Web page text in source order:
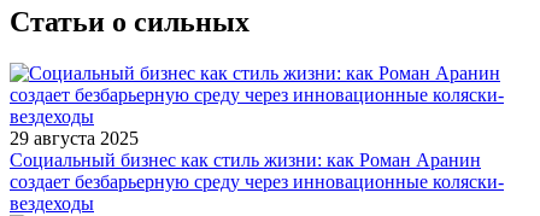
Статьи о сильных
29 августа 2025
Социальный бизнес как стиль жизни: как Роман Аранин
создает безбарьерную среду через инновационные коляски-
вездеходы